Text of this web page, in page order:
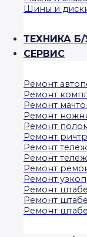
Шины и
ТЕХНИКА Б/
СЕРВИС
Ремонт
Ремонт
Ремонт
Ремонт
Ремонт
Ремонт
Ремонт
Ремонт
Ремонт
Ремонт
Ремонт
Ремонт
Ремонт